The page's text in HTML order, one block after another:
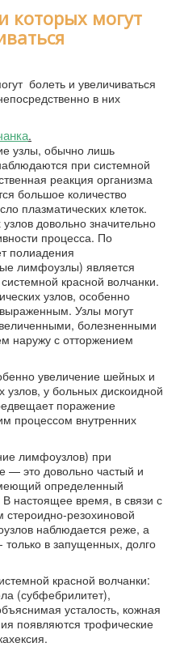
которых могут
болеть и увеличиваться
в них
.
узлы, обычно лишь
при системной
реакция организма
большое количество
плазматических клеток.
довольно значительно
процесса. По
полиадения
лимфоузлы) является
красной волчанки.
узлов, особенно
Узлы могут
болезненными
наружу с отторжением
увеличение шейных и
узлов, у больных дискоидной
поражение
процессом внутренних
лимфоузлов) при
— это довольно частый и
определенный
настоящее время, в связи с
резохиновой
наблюдается реже, а
в запущенных, долго
красной волчанки:
(субфебрилитет),
усталость, кожная
появляются трофические